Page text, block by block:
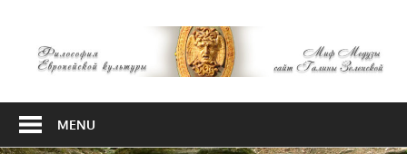
content
Европейской
MENU